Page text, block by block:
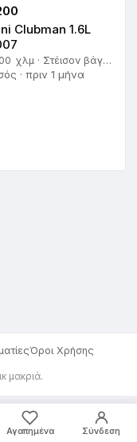
Clubman 1.6L
190.000 χλμ · Στέισον βάγκον · Χειροκίνητο
· πριν 1 μήνα
Όροι Χρήσης
μακριά.
Αγαπημένα Σύνδεση